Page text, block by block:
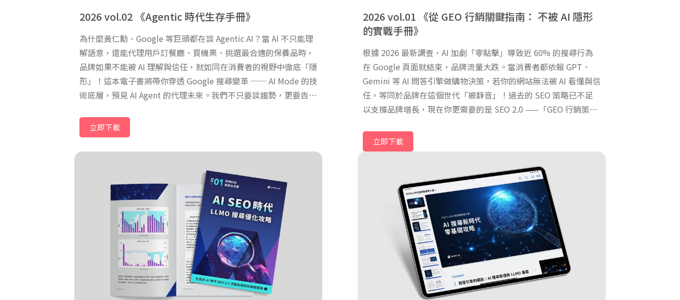
2026 vol.02 Agentic 時代生存手冊
為什麼黃仁勳、Google 等巨頭都在談 Agentic AI？當 AI 不只能理
解語意，還能代理用戶訂餐廳、買機票、挑選最合適的保養品時，
品牌如果不能被 AI 理解與信任，就如同在消費者的視野中徹底「隱
形」！這本電子書將帶你穿透 Google 搜尋變革 ── AI Mode 的技
術底層，預見 AI Agent 的代理未來。我們不只要談趨勢，更要告訴
固基礎。
立即下載
2026 vol.01
從 GEO 行銷關鍵指南： 不被 AI 隱形
的實戰手冊
根據 2026 最新調查，AI 加劇「零點擊」導致近 60% 的搜尋行為
在 Google 頁面就結束，品牌流量大跌。當消費者都依賴 GPT、
Gemini 等 AI 問答引擎做購物決策，若你的網站無法被 AI 看懂與信
任，等同於品牌在這個世代「被靜音」！過去的 SEO 策略已不足
以支撐品牌增長，現在你更需要的是 SEO 2.0 ——「GEO 行銷策
立即下載